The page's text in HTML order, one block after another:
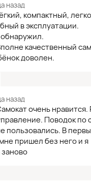
назад
компактный, легко
в эксплуатации.
качественный
доволен.
назад
очень нравится.
Поводок по
пользовались. В
пришел без него и я